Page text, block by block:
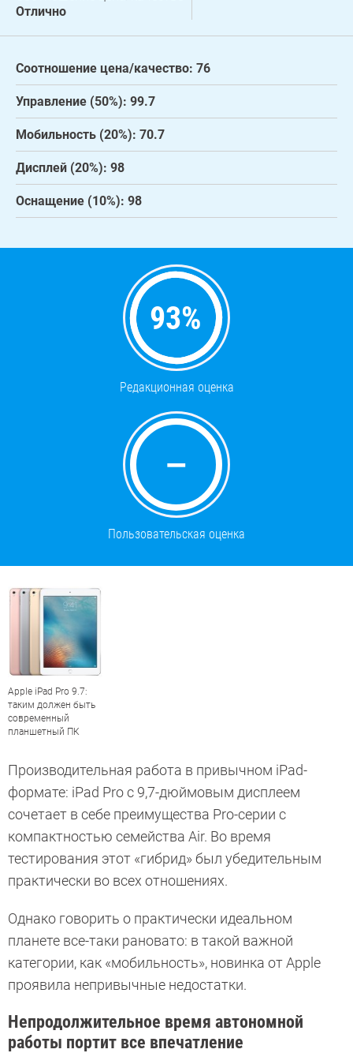
Отлично
Соотношение цена/качество: 76
Управление (50%): 99.7
Мобильность (20%): 70.7
Дисплей (20%): 98
Оснащение (10%): 98
93%
Редакционная оценка
—
Пользовательская оценка
Apple iPad Pro 9.7:
таким должен быть
современный
планшетный ПК
Производительная работа в привычном iPad-
формате: iPad Pro с 9,7-дюймовым дисплеем
сочетает в себе преимущества Pro-серии с
компактностью семейства Air. Во время
тестирования этот «гибрид» был убедительным
практически во всех отношениях.
Однако говорить о практически идеальном
планете все-таки рановато: в такой важной
категории, как «мобильность», новинка от Apple
проявила непривычные недостатки.
Непродолжительное время автономной
работы портит все впечатление